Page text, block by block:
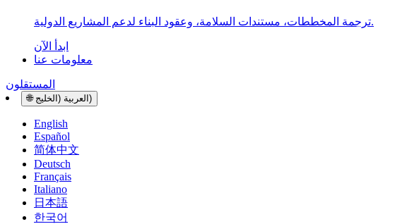
ترجمة المخططات، مستندات السلامة، وعقود البناء لدعم المشاريع الدولية.
ابدأ الآن
معلومات عنا
المستقلون
🌐 العربية (الخليج)
English
Español
简体中文
Deutsch
Français
Italiano
日本語
한국어